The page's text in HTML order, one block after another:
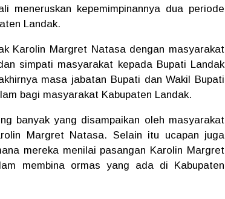
meneruskan kepemimpinannya dua periode
Landak.
Karolin Margret Natasa dengan masyarakat
simpati masyarakat kepada Bupati Landak
masa jabatan Bupati dan Wakil Bupati
bagi masyarakat Kabupaten Landak.
banyak yang disampaikan oleh masyarakat
Margret Natasa. Selain itu ucapan juga
mereka menilai pasangan Karolin Margret
membina ormas yang ada di Kabupaten